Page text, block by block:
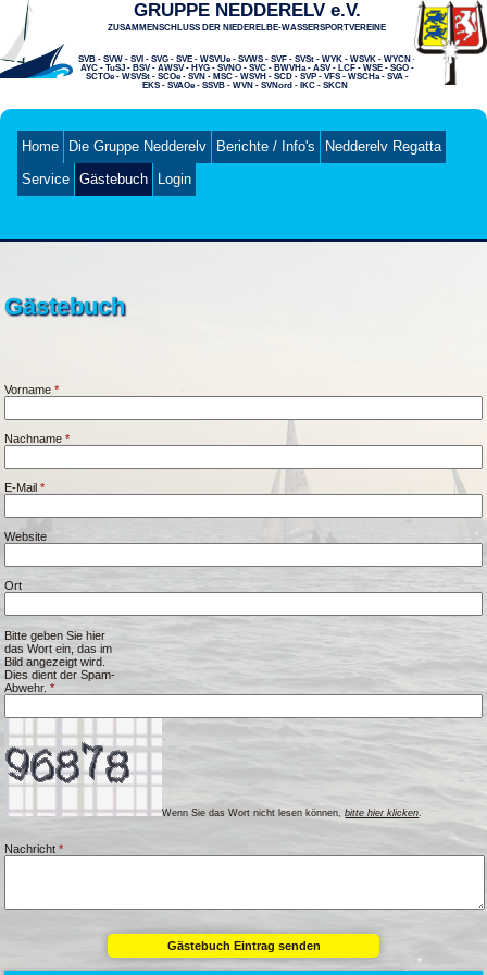
GRUPPE NEDDERELV e.V.
ZUSAMMENSCHLUSS DER NIEDERELBE-WASSERSPORTVEREINE
SVB - SVW - SVI - SVG - SVE - WSVUe - SVWS - SVF - SVSt - WYK - WSVK - WYCN -
AYC - TuSJ - BSV - AWSV - HYG - SVNO - SVC - BWVHa - ASV - LCF - WSE - SGO -
SCTOe - WSVSt - SCOe - SVN - MSC - WSVH - SCD - SVP - VFS - WSCHa - SVA -
EKS - SVAOe - SSVB - WVN - SVNord - IKC - SKCN
Home Die Gruppe Nedderelv Berichte / Info's Nedderelv Regatta
Service Gästebuch Login
Gästebuch
Vorname*
Nachname*
E-Mail*
Website
Ort
Bitte geben Sie hier
das Wort ein, das im
Bild angezeigt wird.
Dies dient der Spam-
Abwehr.*
Wenn Sie das Wort nicht lesen können,bitte hier klicken
Nachricht*